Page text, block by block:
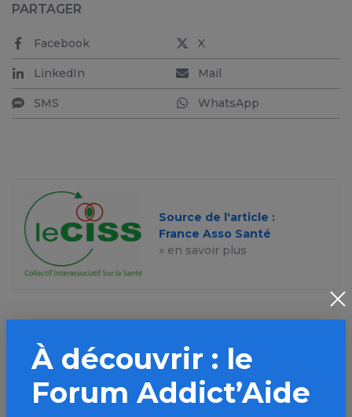
PARTAGER
Facebook X
LinkedIn Mail
SMS WhatsApp
Source de l'article :
France Asso Santé
» en savoir plus
Aller plus loin sur
l’espace Autres drogues
À découvrir : le
Forum Addict’Aide